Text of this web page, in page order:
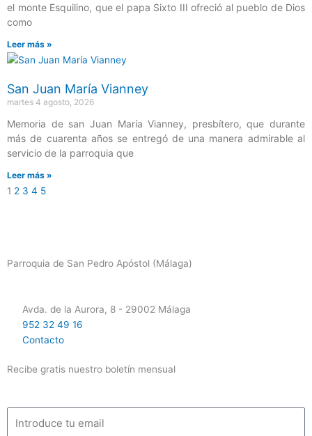
el monte Esquilino, que el papa Sixto III ofreció al pueblo de Dios
como
Leer más »
San Juan María Vianney
martes 4 agosto, 2026
Memoria de san Juan María Vianney, presbítero, que durante
más de cuarenta años se entregó de una manera admirable al
servicio de la parroquia que
Leer más »
1 2 3 4 5
Parroquia de San Pedro Apóstol (Málaga)
Avda. de la Aurora, 8 - 29002 Málaga
952 32 49 16
Contacto
Recibe gratis nuestro boletín mensual